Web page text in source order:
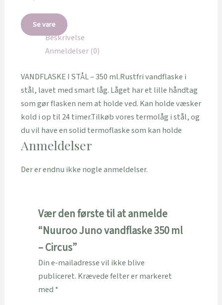
Se vare
Beskrivelse
Anmeldelser (0)
VANDFLASKE I STÅL – 350 ml.Rustfri vandflaske i
stål, lavet med smart låg. Låget har et lille håndtag
som gør flasken nem at holde ved. Kan holde væsker
kold i op til 24 timer.Tilkøb vores termolåg i stål, og
du vil have en solid termoflaske som kan holde
Anmeldelser
Der er endnu ikke nogle anmeldelser.
Vær den første til at anmelde
“Nuuroo Juno vandflaske 350 ml
– Circus”
Din e-mailadresse vil ikke blive
publiceret. Krævede felter er markeret
med *